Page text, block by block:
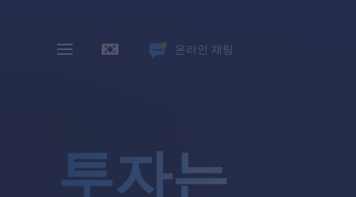
온라인 채팅
투자는